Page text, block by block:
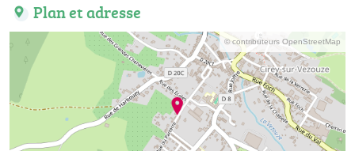
Plan et adresse
© contributeurs OpenStreetMap